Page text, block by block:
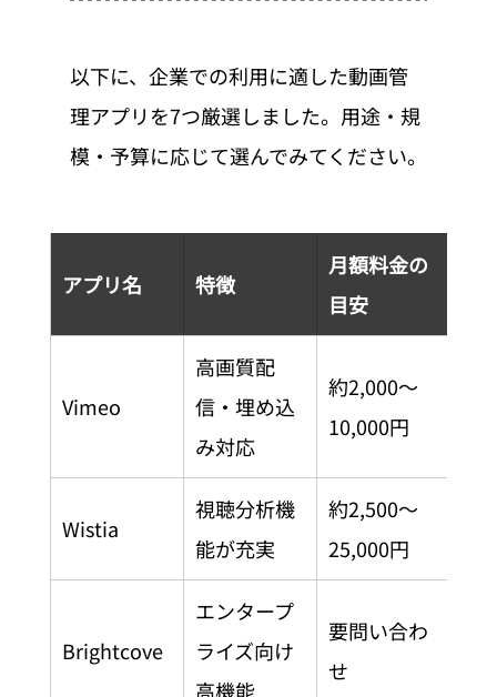
以下に、企業での利用に適した動画管
理アプリを7つ厳選しました。用途・規
模・予算に応じて選んでみてください。
アプリ名 特徴
月額料金の
目安
Vimeo
高画質配
信・埋め込
み対応
約2,000〜
10,000円
Wistia
視聴分析機
能が充実
約2,500〜
25,000円
Brightcove
エンタープ
ライズ向け
高機能
要問い合わ
せ